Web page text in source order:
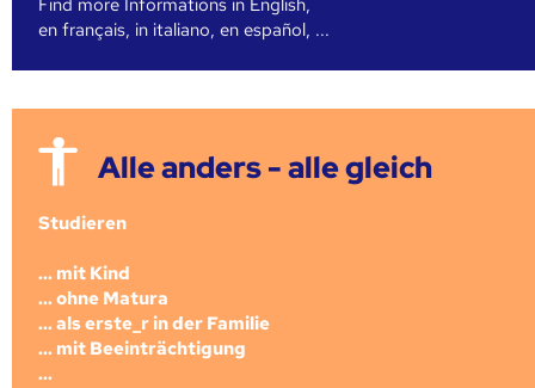
Find more Informations in English,
en français, in italiano, en español, ...
Alle anders - alle gleich
Studieren
... mit Kind
... ohne Matura
... als erste_r in der Familie
... mit Beeinträchtigung
...